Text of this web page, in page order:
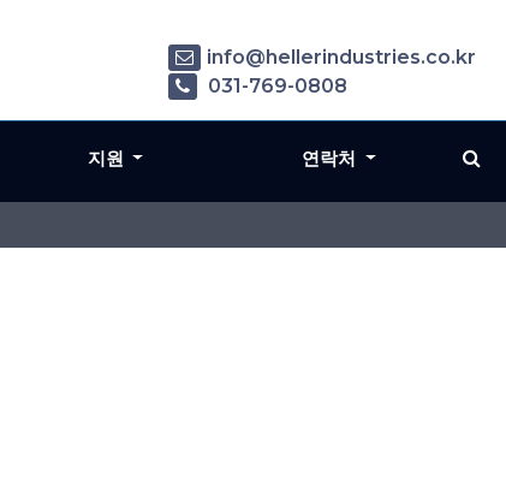
info@hellerindustries.co.kr
031-769-0808
지원 연락처